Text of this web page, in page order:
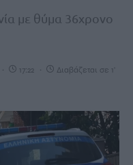
με θύμα 36χρονο
17:22 Διαβάζεται σε 1'